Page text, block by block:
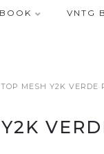
VNTG
TOP MESH Y2K VERDE